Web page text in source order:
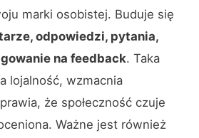
marki osobistej. Buduje się
odpowiedzi, pytania,
na feedback. Taka
lojalność, wzmacnia
że społeczność czuje
Ważne jest również